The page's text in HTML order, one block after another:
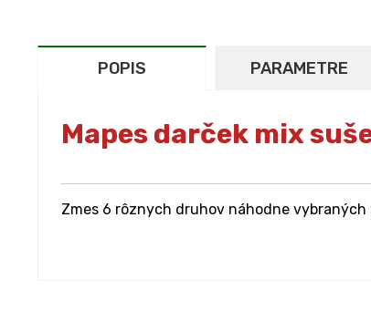
POPIS PARAMETRE
Mapes darček mix
Zmes 6 rôznych druhov náhodne vybraných